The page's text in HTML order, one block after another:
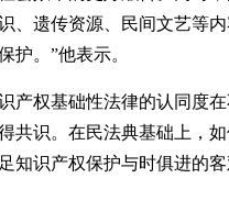
、遗传资源、民间文艺等
护。”他表示。
权基础性法律的认同度在
共识。在民法典基础上，
知识产权保护与时俱进的